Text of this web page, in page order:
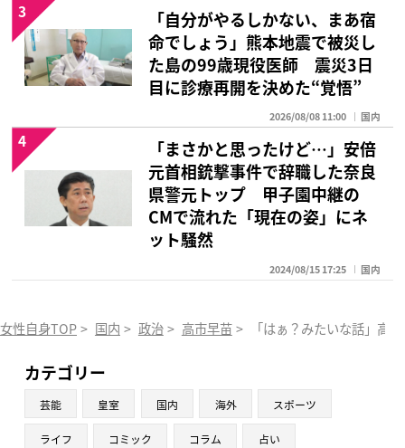
「自分がやるしかない、まあ宿
命でしょう」熊本地震で被災し
た島の99歳現役医師 震災3日
目に診療再開を決めた“覚悟”
2026/08/08 11:00 国内
3
「まさかと思ったけど…」安倍
元首相銃撃事件で辞職した奈良
県警元トップ 甲子園中継の
CMで流れた「現在の姿」にネ
ット騒然
2024/08/15 17:25 国内
4
女性自身TOP > 国内 > 政治 > 高市早苗 > 「はぁ？みたいな話」高
カテゴリー
芸能 皇室 国内 海外 スポーツ
ライフ コミック コラム 占い